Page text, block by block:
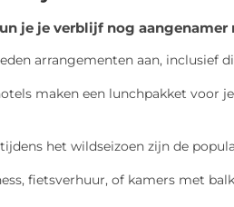
je je verblijf nog
arrangementen aan, inclusief
maken een lunchpakket voor
het wildseizoen zijn de
fietsverhuur, of kamers met